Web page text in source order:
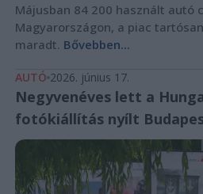
Májusban 84 200 használt autó
Magyarországon, a piac
maradt. Bővebben...
AUTÓ 2026. június 17.
Negyvenéves lett a
fotókiállítás nyílt